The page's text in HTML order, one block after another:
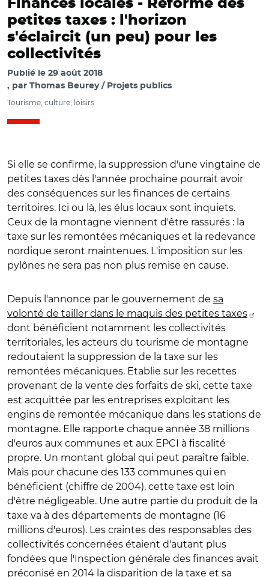
Finances locales - Réforme des
petites taxes : l'horizon
s'éclaircit (un peu) pour les
collectivités
Publié le 29 août 2018
par Thomas Beurey / Projets publics
Tourisme, culture, loisirs
Si elle se confirme, la suppression d'une vingtaine de
petites taxes dès l'année prochaine pourrait avoir
des conséquences sur les finances de certains
territoires. Ici ou là, les élus locaux sont inquiets.
Ceux de la montagne viennent d'être rassurés : la
taxe sur les remontées mécaniques et la redevance
nordique seront maintenues. L'imposition sur les
pylônes ne sera pas non plus remise en cause.
Depuis l'annonce par le gouvernement de sa
volonté de tailler dans le maquis des petites taxes
dont bénéficient notamment les collectivités
territoriales, les acteurs du tourisme de montagne
redoutaient la suppression de la taxe sur les
remontées mécaniques. Etablie sur les recettes
provenant de la vente des forfaits de ski, cette taxe
est acquittée par les entreprises exploitant les
engins de remontée mécanique dans les stations de
montagne. Elle rapporte chaque année 38 millions
d'euros aux communes et aux EPCI à fiscalité
propre. Un montant global qui peut paraître faible.
Mais pour chacune des 133 communes qui en
bénéficient (chiffre de 2004), cette taxe est loin
d'être négligeable. Une autre partie du produit de la
taxe va à des départements de montagne (16
millions d'euros). Les craintes des responsables des
collectivités concernées étaient d'autant plus
fondées que l'Inspection générale des finances avait
préconisé en 2014 la disparition de la taxe et sa